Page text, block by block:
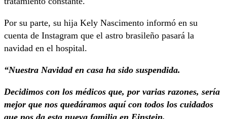
Por su parte, su hija Kely Nascimento informó en su
cuenta de Instagram que el astro brasileño pasará la
navidad en el hospital.
“Nuestra Navidad en casa ha sido suspendida.
Decidimos con los médicos que, por varias razones, sería
mejor que nos quedáramos aquí con todos los cuidados